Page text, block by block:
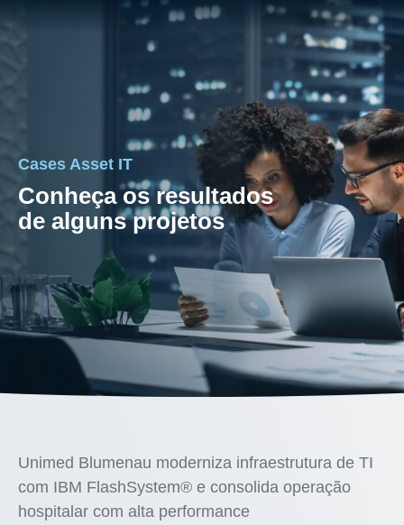
Cases Asset IT
Conheça os resultados
de alguns projetos
Unimed Blumenau moderniza infraestrutura de TI
com IBM FlashSystem® e consolida operação
hospitalar com alta performance